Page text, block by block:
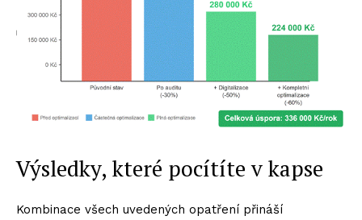
Výsledky, které pocítíte v kapse
Kombinace všech uvedených opatření přináší